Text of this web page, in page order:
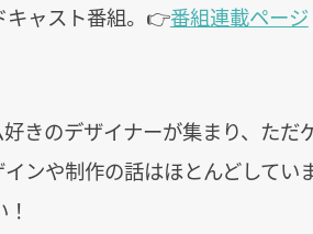
キャスト番組。👉番組連載ページ
きのデザイナーが集まり、ただ
ンや制作の話はほとんどしてい